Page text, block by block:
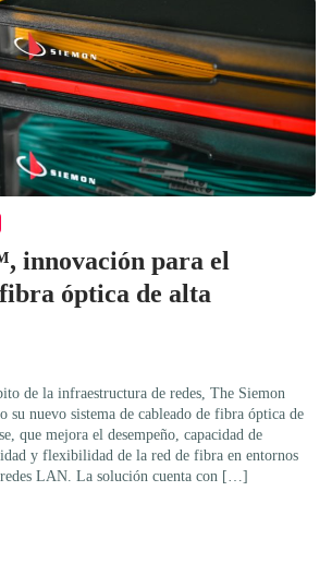
innovación para el
óptica de alta
de la infraestructura de redes, The Siemon
su nuevo sistema de cableado de fibra óptica de
que mejora el desempeño, capacidad de
y flexibilidad de la red de fibra en entornos
redes LAN. La solución cuenta con […]